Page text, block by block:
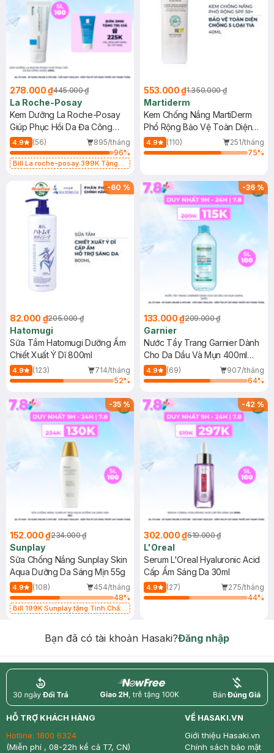
278.000 ₫445.000 ₫
La Roche-Posay
Kem Dưỡng La Roche-Posay
Giúp Phục Hồi Da Đa Công
Dụng 40ml
4.9 (56)
895/tháng
96%
Bill La roche-posay 399K Tặng
(SL có hạn)
553.000 ₫1.350.000 ₫
Martiderm
Kem Chống Nắng MartiDerm
Phổ Rộng Bảo Vệ Toàn Diện
40ml
4.9 (110)
251/tháng
75%
-60 %
82.000 ₫205.000 ₫
Hatomugi
Sữa Tắm Hatomugi Dưỡng Ẩm
Chiết Xuất Ý Dĩ 800ml
4.9 (123)
714/tháng
52%
-36%
133.000 ₫209.000 ₫
Garnier
Nước Tẩy Trang Garnier Dành
Cho Da Dầu Và Mụn 400ml
(Mới)
4.9 (69)
907/tháng
64%
-35%
152.000 ₫234.000 ₫
Sunplay
Sữa Chống Nắng Sunplay Skin
Aqua Dưỡng Da Sáng Mịn 55g
4.9 (108)
454/tháng
48%
Bill 199K Sunplay tặng Tinh Chất
-42%
302.000 ₫519.000 ₫
L'Oreal
Serum L'Oreal Hyaluronic Acid
Cấp Ẩm Sáng Da 30ml
4.9 (27)
275/tháng
44%
Bạn đã có tài khoản Hasaki?Đăng nhập
return nowfree price
HỖ TRỢ KHÁCH HÀNG
Hotline: 1800 6324
(Miễn phí , 08-22h kể cả T7, CN)
VỀ HASAKI.VN
Giới thiệu Hasaki.vn
Chính sách bảo mật